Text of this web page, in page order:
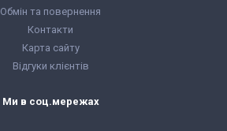
Обмін та повернення
Контакти
Карта сайту
Відгуки клієнтів
Ми в соц.мережах